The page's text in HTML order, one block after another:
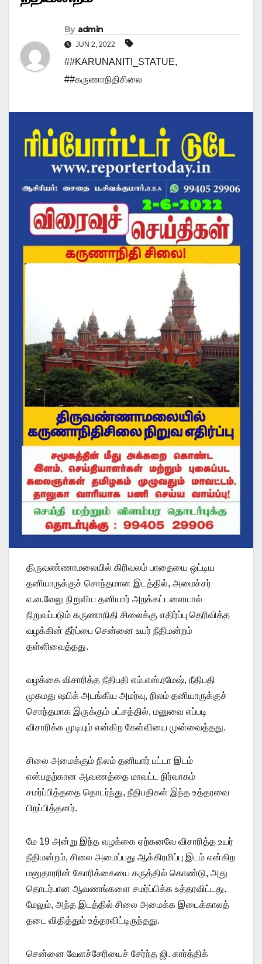
By admin
JUN 2, 2022
##KARUNANITI_STATUE,
##கருணாநிதிசிலை
திருவண்ணாமலையில் கிரிவலம் பாதையை ஒட்டிய
தனியாருக்குச் சொந்தமான இடத்தில், அமைச்சர்
எ.வ.வேலு நிறுவிய தனியார் அறக்கட்டளையால்
நிறுவப்படும் கருணாநிதி சிலைக்கு எதிர்ப்பு தெரிவித்த
வழக்கின் தீர்ப்பை சென்னை உயர் நீதிமன்றம்
தள்ளிவைத்தது.
வழக்கை விசாரித்த நீதிபதி எம்.எஸ்.ரமேஷ், நீதிபதி
முகமது ஷபிக் அடங்கிய அமர்வு, நிலம் தனியாருக்குச்
சொந்தமாக இருக்கும் பட்சத்தில், மனுவை எப்படி
விசாரிக்க முடியும் என்கிற கேள்வியை முன்வைத்தது.
சிலை அமைக்கும் நிலம் தனியார் பட்டா இடம்
என்பதற்கான ஆவணத்தை மாவட்ட நிர்வாகம்
சமர்ப்பித்ததை தொடர்ந்து, நீதிபதிகள் இந்த உத்தரவை
பிறப்பித்தனர்.
மே 19 அன்று இந்த வழக்கை ஏற்கனவே விசாரித்த உயர்
நீதிமன்றம், சிலை அமைப்பது ஆக்கிரமிப்பு இடம் என்கிற
மனுதாரரின் கோரிக்கையை கருத்தில் கொண்டு, அது
தொடர்பான ஆவணங்களை சமர்ப்பிக்க உத்தரவிட்டது.
மேலும், அந்த இடத்தில் சிலை அமைக்க இடைக்காலத்
தடை விதித்தும் உத்தரவிட்டிருந்தது.
சென்னை வேளச்சேரியைச் சேர்ந்த ஜி. கார்த்திக்